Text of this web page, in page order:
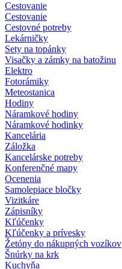
Cestovanie
Cestovanie
Cestovné potreby
Lekárničky
Sety na topánky
Visačky a zámky na batožinu
Elektro
Fotorámiky
Meteostanica
Hodiny
Náramkové hodiny
Náramkové hodinky
Kancelária
Záložka
Kancelárske potreby
Konferenčné mapy
Ocenenia
Samolepiace bločky
Vizitkáre
Zápisníky
Kľúčenky
Kľúčenky a prívesky
Žetóny do nákupných vozíkov
Šnúrky na krk
Kuchyňa